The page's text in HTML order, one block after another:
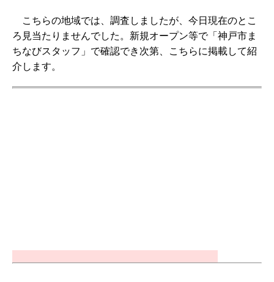
こちらの地域では、調査しましたが、今日現在のとこ
ろ見当たりませんでした。新規オープン等で「神戸市ま
ちなびスタッフ」で確認でき次第、こちらに掲載して紹
介します。